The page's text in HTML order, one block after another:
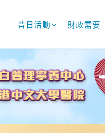
昔日活動 財政需要